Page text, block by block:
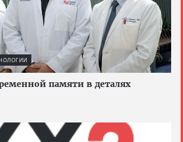
памяти в деталях